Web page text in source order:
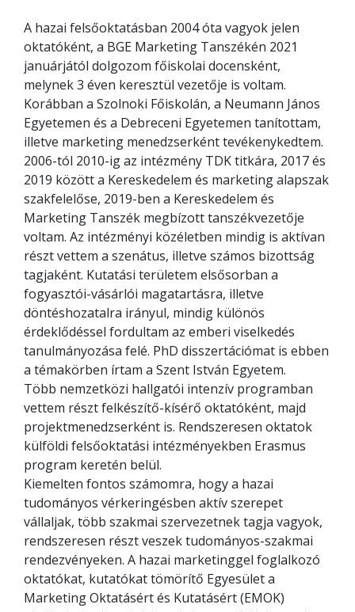
A hazai felsőoktatásban 2004 óta vagyok jelen
oktatóként, a BGE Marketing Tanszékén 2021
januárjától dolgozom főiskolai docensként,
melynek 3 éven keresztül vezetője is voltam.
Korábban a Szolnoki Főiskolán, a Neumann János
Egyetemen és a Debreceni Egyetemen tanítottam,
illetve marketing menedzserként tevékenykedtem.
2006-tól 2010-ig az intézmény TDK titkára, 2017 és
2019 között a Kereskedelem és marketing alapszak
szakfelelőse, 2019-ben a Kereskedelem és
Marketing Tanszék megbízott tanszékvezetője
voltam. Az intézményi közéletben mindig is aktívan
részt vettem a szenátus, illetve számos bizottság
tagjaként. Kutatási területem elsősorban a
fogyasztói-vásárlói magatartásra, illetve
döntéshozatalra irányul, mindig különös
érdeklődéssel fordultam az emberi viselkedés
tanulmányozása felé. PhD disszertációmat is ebben
a témakörben írtam a Szent István Egyetem.
Több nemzetközi hallgatói intenzív programban
vettem részt felkészítő-kísérő oktatóként, majd
projektmenedzserként is. Rendszeresen oktatok
külföldi felsőoktatási intézményekben Erasmus
program keretén belül.
Kiemelten fontos számomra, hogy a hazai
tudományos vérkeringésben aktív szerepet
vállaljak, több szakmai szervezetnek tagja vagyok,
rendszeresen részt veszek tudományos-szakmai
rendezvényeken. A hazai marketinggel foglalkozó
oktatókat, kutatókat tömörítő Egyesület a
Marketing Oktatásért és Kutatásért (EMOK)